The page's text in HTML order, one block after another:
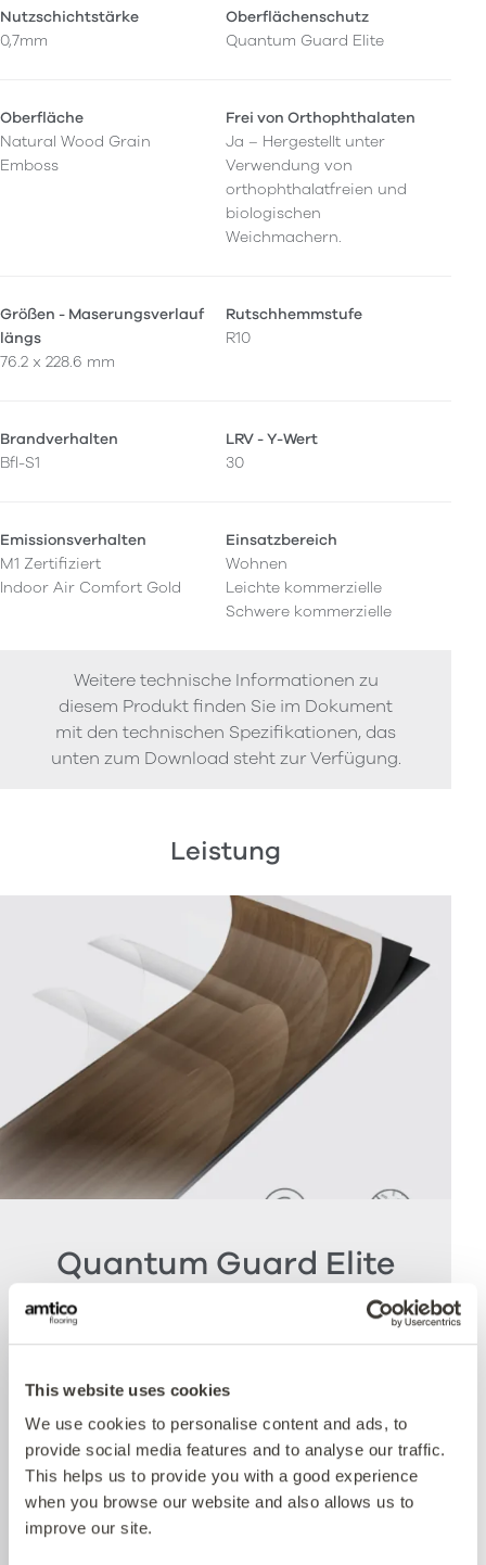
This website uses cookies
We use cookies to personalise content and ads, to
provide social media features and to analyse our traffic.
This helps us to provide you with a good experience
when you browse our website and also allows us to
improve our site.
Nutzschichtstärke
0,7mm
Oberflächenschutz
Quantum Guard Elite
Oberfläche
Natural Wood Grain
Emboss
Frei von Orthophthalaten
Ja – Hergestellt unter
Verwendung von
orthophthalatfreien und
biologischen
Weichmachern.
Größen - Maserungsverlauf
längs
76.2 x 228.6 mm
Rutschhemmstufe
R10
Brandverhalten
Bfl-S1
LRV - Y-Wert
30
Emissionsverhalten
M1 Zertifiziert
Indoor Air Comfort Gold
Einsatzbereich
Wohnen
Leichte kommerzielle
Schwere kommerzielle
Weitere technische Informationen zu
diesem Produkt finden Sie im Dokument
mit den technischen Spezifikationen, das
unten zum Download steht zur Verfügung.
Leistung
Quantum Guard Elite
Systems ist unsere Quantum Guard
Polyurethanschicht mit antimikrobieller
Technologie. Amticos Quantum Guard ist das
haltbarste Polyurethan auf dem Markt. Die
niedrigglänzende Oberfläche erleichtert die
Reinigung unserer Böden und macht das Polieren